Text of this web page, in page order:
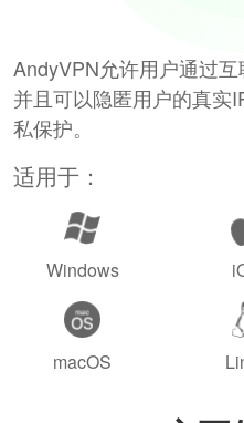
AndyVPN允许用户通过
并且可以隐匿用户的真实
私保护。
适用于：
Windows
macOS